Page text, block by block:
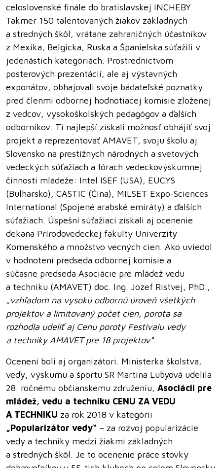
celoslovenské finále do bratislavskej INCHEBY.
Takmer 150 talentovaných žiakov základných
a stredných škôl, vrátane zahraničných účastníkov
z Mexika, Belgicka, Ruska a Španielska súťažili v
jedenástich kategóriách. Prostredníctvom
posterových prezentácií, ale aj výstavných
exponátov, obhajovali svoje bádateľské poznatky
pred členmi odbornej hodnotiacej komisie zloženej
z vedcov, vysokoškolských pedagógov a ďalších
odborníkov. Tí najlepší získali možnosť obhájiť svoj
projekt a reprezentovať AMAVET, svoju školu aj
Slovensko na prestížnych národných a svetových
vedeckých súťažiach a fórach vedeckovýskumnej
činnosti mládeže: Intel ISEF (USA), EUCYS
(Bulharsko), CASTIC (Čína), MILSET Expo-Sciences
International (Spojené arabské emiráty) a ďalších
súťažiach. Úspešní súťažiaci získali aj ocenenie
dekana Prírodovedeckej fakulty Univerzity
Komenského a množstvo vecných cien. Ako uviedol
v hodnotení predseda odbornej komisie a
súčasne predseda Asociácie pre mládež vedu
a techniku (AMAVET) doc. Ing. Jozef Ristvej, PhD.,
„vzhľadom na vysokú odbornú úroveň všetkých
projektov a limitovaný počet cien, porota sa
rozhodla udeliť aj Cenu poroty Festivalu vedy
a techniky AMAVET pre 18 projektov“.
Ocenení boli aj organizátori. Ministerka školstva,
vedy, výskumu a športu SR Martina Lubyová udelila
28. ročnému občianskemu združeniu, Asociácii pre
mládež, vedu a techniku CENU ZA VEDU
A TECHNIKU za rok 2018 v kategórii
„Popularizátor vedy“ – za rozvoj popularizácie
vedy a techniky medzi žiakmi základných
a stredných škôl. Je to ocenenie práce stovky